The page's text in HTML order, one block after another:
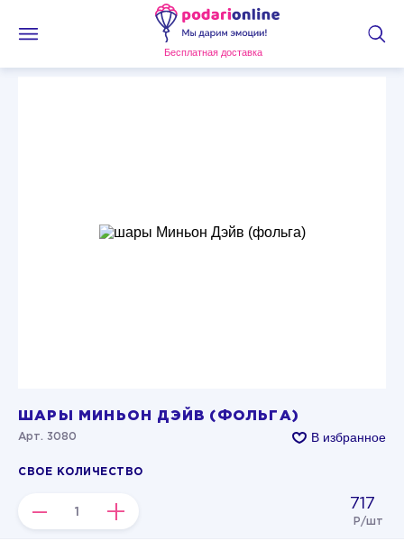
Бесплатная доставка
ШАРЫ МИНЬОН ДЭЙВ (ФОЛЬГА)
Арт. 3080 В избранное
СВОЕ КОЛИЧЕСТВО
– + 717
Р/шт